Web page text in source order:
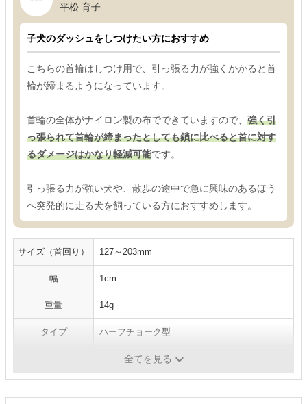
平松 育子
子犬のダッシュをしつけたい方におすすめ
こちらの首輪はしつけ用で、引っ張る力が強くかかると首
輪が締まるようになっています。
首輪の全体がナイロン製の布でできていますので、 強く引
っ張られて首輪が締まったとしても鎖に比べると首に対す
るダメージはかなり軽減可能です。
引っ張る力が強い犬や、散歩の途中で急に興味のあるほう
へ突発的に走る犬を飼っている方におすすめします。
サイズ（首回り） 127～203mm
幅 1cm
重量 14g
タイプ ハーフチョーク型
ナイロン全てを見る